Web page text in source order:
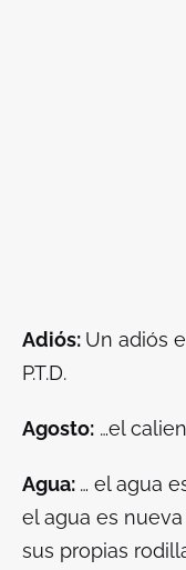
Adiós: Un adiós
P.T.D.
Agosto: …el
Agua: … el agua
el agua es
sus propias